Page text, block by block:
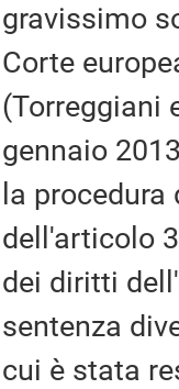
gravissimo
Corte
(Torreggiani
gennaio
la
dell'articolo
dei diritti
sentenza
cui è stata